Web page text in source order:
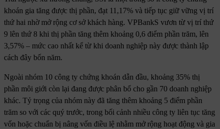
khoán gia tăng được thị phần, đạt 11,17% và tiếp tục giữ vững vị trí
thứ hai nhờ mở rộng cơ sở khách hàng. VPBankS vươn từ vị trí thứ
9 lên thứ 8 khi thị phần tăng thêm khoảng 0,6 điểm phần trăm, lên
3,57% – mức cao nhất kể từ khi doanh nghiệp này được thành lập
cách đây bốn năm.
Ngoài nhóm 10 công ty chứng khoán dẫn đầu, khoảng 35% thị
phần môi giới còn lại đang được phân bổ cho gần 70 doanh nghiệp
khác. Tỷ trọng của nhóm này đã tăng thêm khoảng 5 điểm phần
trăm so với các quý trước, trong bối cảnh nhiều công ty liên tục tăng
vốn hoặc chuẩn bị nâng vốn điều lệ nhằm mở rộng hoạt động và gia